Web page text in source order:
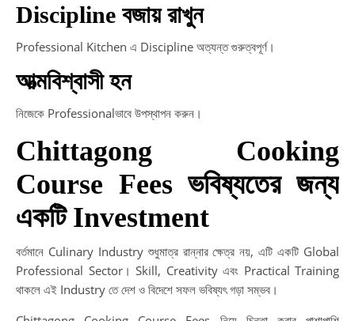
Discipline বজায় রাখুন
Professional Kitchen এ Discipline অত্যন্ত গুরুত্বপূর্ণ।
আত্মবিশ্বাসী হন
নিজেকে Professionalভাবে উপস্থাপন করুন।
Chittagong Cooking
Course Fees ভবিষ্যতের জন্য
একটি Investment
বর্তমানে Culinary Industry শুধুমাত্র রান্নার ক্ষেত্র নয়, এটি একটি Global
Professional Sector। Skill, Creativity এবং Practical Training
থাকলে এই Industry তে দেশ ও বিদেশে সফল ভবিষ্যৎ গড়া সম্ভব।